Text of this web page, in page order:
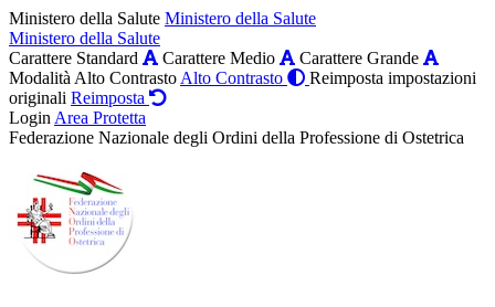
Ministero della Salute Ministero della Salute
Ministero della Salute
Carattere Standard
Carattere Medio
Carattere Grande
Modalità Alto Contrasto Alto Contrasto
Reimposta impostazioni
originali Reimposta
Login Area Protetta
Federazione Nazionale degli Ordini della Professione di Ostetrica